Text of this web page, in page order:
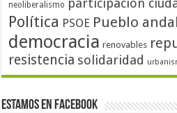
neoliberalismo participación
Política PSOE Pueblo
democracia renovables
resistencia solidaridad
Estamos en Facebook